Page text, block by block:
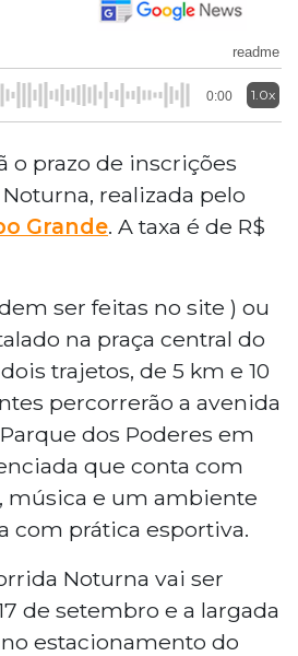
readme
0:00 1.0x
o prazo de inscrições
Noturna, realizada pelo
Grande. A taxa é de R$
ser feitas no site ) ou
na praça central do
trajetos, de 5 km e 10
percorrerão a avenida
dos Poderes em
que conta com
música e um ambiente
com prática esportiva.
Noturna vai ser
de setembro e a largada
no estacionamento do